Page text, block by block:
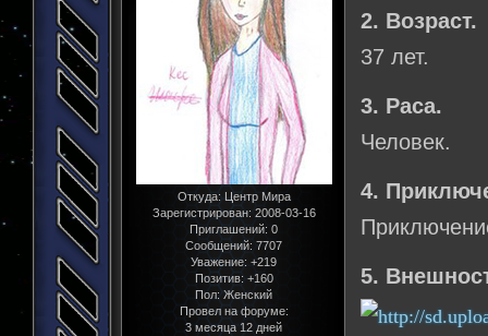
Откуда:Центр Мира
Зарегистрирован: 2008-03-16
Приглашений: 0
Сообщений: 7707
Уважение: +219
Позитив: +160
Пол:Женский
Провел на форуме:
3 месяца 12 дней
2. Возраст.
37 лет.
3. Раса.
Человек.
4.
5.